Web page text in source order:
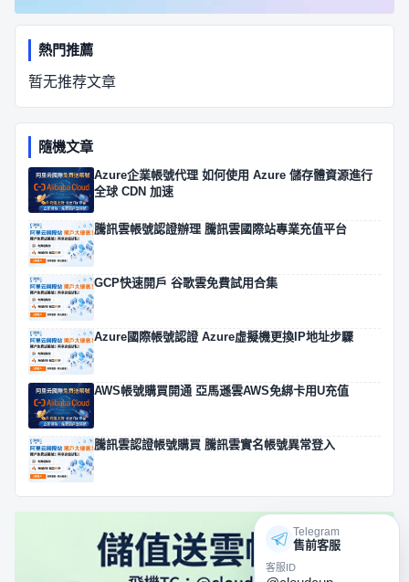
熱門推薦
暂无推荐文章
隨機文章
Azure企業帳號代理 如何使用 Azure 儲存體資源進行
全球 CDN 加速
騰訊雲帳號認證辦理 騰訊雲國際站專業充值平台
GCP快速開戶 谷歌雲免費試用合集
Azure國際帳號認證 Azure虛擬機更換IP地址步驟
AWS帳號購買開通 亞馬遜雲AWS免綁卡用U充值
騰訊雲認證帳號購買 騰訊雲實名帳號異常登入
Telegram
售前客服
客服ID